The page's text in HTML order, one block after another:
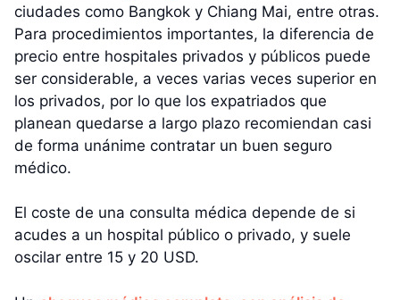
ciudades como Bangkok y Chiang Mai, entre otras.
Para procedimientos importantes, la diferencia de
precio entre hospitales privados y públicos puede
ser considerable, a veces varias veces superior en
los privados, por lo que los expatriados que
planean quedarse a largo plazo recomiendan casi
de forma unánime contratar un buen seguro
médico.
El coste de una consulta médica depende de si
acudes a un hospital público o privado, y suele
oscilar entre 15 y 20 USD.